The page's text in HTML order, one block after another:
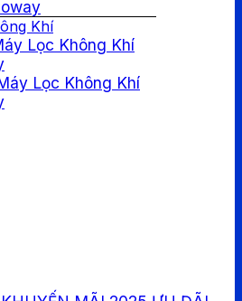
Khí
Lọc Không Khí
Lọc Không Khí